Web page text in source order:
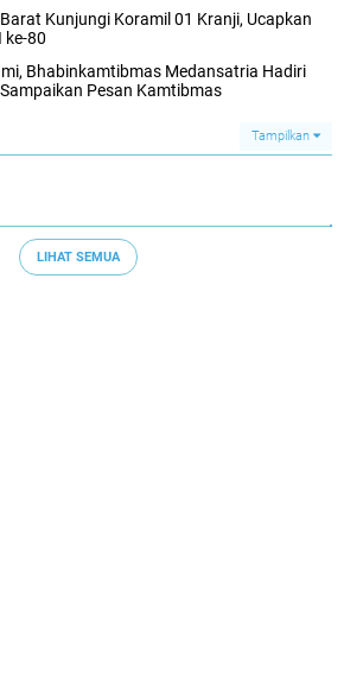
Kunjungi Koramil 01 Kranji, Ucapkan
ke-80
Bhabinkamtibmas Medansatria Hadiri
Pesan Kamtibmas
Tampilkan
LIHAT SEMUA